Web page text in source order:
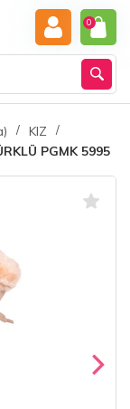
0
KIZ
PGMK 5995